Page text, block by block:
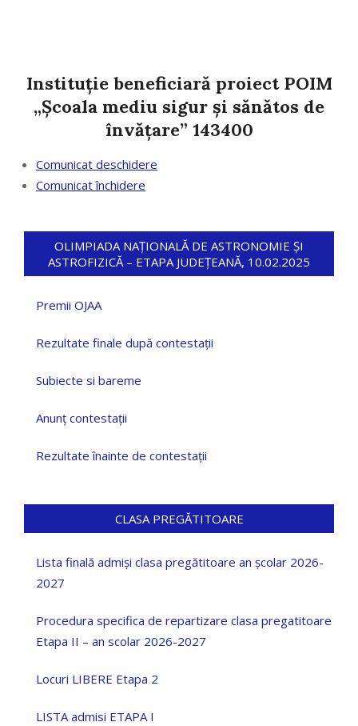
Instituție beneficiară proiect POIM
„Școala mediu sigur și sănătos de
învățare” 143400
Comunicat deschidere
Comunicat închidere
OLIMPIADA NAȚIONALĂ DE ASTRONOMIE ȘI
ASTROFIZICĂ – ETAPA JUDEȚEANĂ, 10.02.2025
Premii OJAA
Rezultate finale după contestații
Subiecte si bareme
Anunț contestații
Rezultate înainte de contestații
CLASA PREGĂTITOARE
Lista finală admiși clasa pregătitoare an școlar 2026-
2027
Procedura specifica de repartizare clasa pregatitoare
Etapa II – an scolar 2026-2027
Locuri LIBERE Etapa 2
LISTA admisi ETAPA I